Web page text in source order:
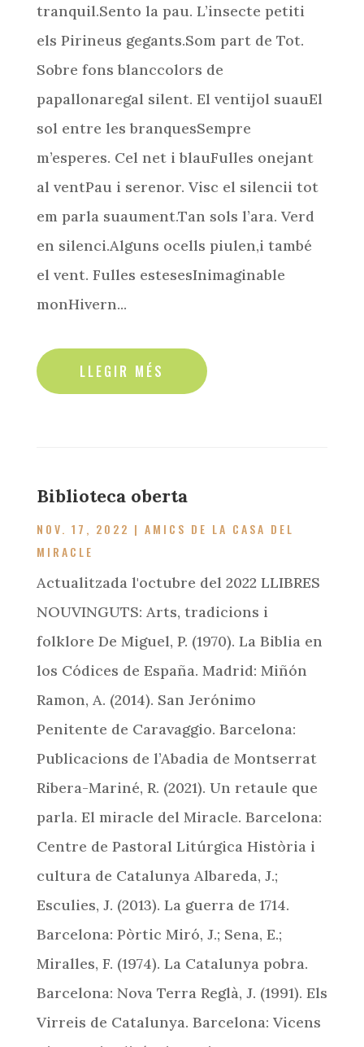
tranquil.Sento la pau. L’insecte petiti
els Pirineus gegants.Som part de Tot.
Sobre fons blanccolors de
papallonaregal silent. El ventijol suauEl
sol entre les branquesSempre
m’esperes. Cel net i blauFulles onejant
al ventPau i serenor. Visc el silencii tot
em parla suaument.Tan sols l’ara. Verd
en silenci.Alguns ocells piulen,i també
el vent. Fulles estesesInimaginable
monHivern...
Biblioteca oberta
NOV. 17, 2022 | AMICS DE LA CASA DEL
MIRACLE
Actualitzada l'octubre del 2022 LLIBRES
NOUVINGUTS: Arts, tradicions i
folklore De Miguel, P. (1970). La Biblia en
los Códices de España. Madrid: Miñón
Ramon, A. (2014). San Jerónimo
Penitente de Caravaggio. Barcelona:
Publicacions de l’Abadia de Montserrat
Ribera-Mariné, R. (2021). Un retaule que
parla. El miracle del Miracle. Barcelona:
Centre de Pastoral Litúrgica Història i
cultura de Catalunya Albareda, J.;
Esculies, J. (2013). La guerra de 1714.
Barcelona: Pòrtic Miró, J.; Sena, E.;
Miralles, F. (1974). La Catalunya pobra.
Barcelona: Nova Terra Reglà, J. (1991). Els
Virreis de Catalunya. Barcelona: Vicens